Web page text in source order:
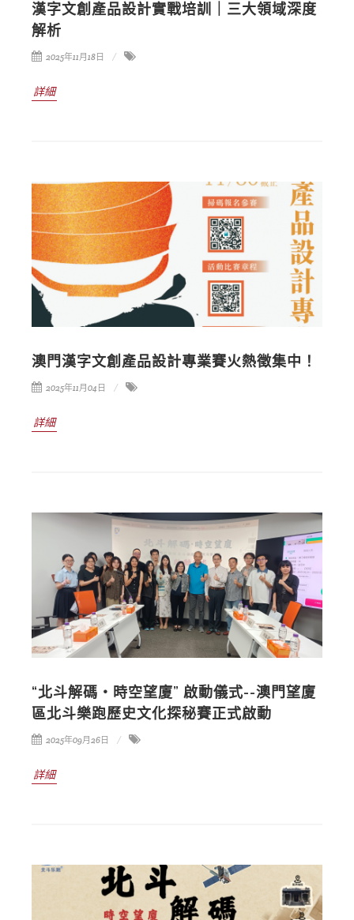
漢字文創產品設計實戰培訓｜三大領域深度
解析
2025年11月18日
詳細
澳門漢字文創產品設計專業賽火熱徵集中！
2025年11月04日
詳細
“北斗解碼・時空望廈” 啟動儀式--澳門望廈
區北斗樂跑歷史文化探秘賽正式啟動
2025年09月26日
詳細